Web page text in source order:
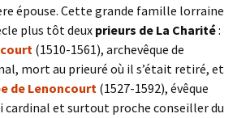
épouse. Cette grande famille lorraine
plus tôt deux prieurs de La Charité:
(1510-1561), archevêque de
mort au prieuré où il s’était retiré, et
de Lenoncourt (1527-1592), évêque
cardinal et surtout proche conseiller du